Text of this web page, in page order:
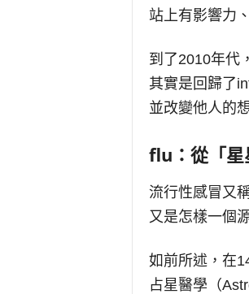
站上有影響力
到了2010年代
其實是回歸了
並改變他人的
flu ：從「
流行性感冒又
又是怎樣一個
如前所述，在
占星醫學（